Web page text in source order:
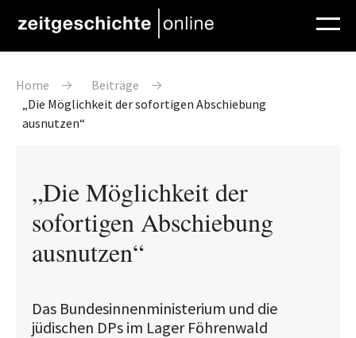
Pfadnavigation
Home
Beiträge
„Die Möglichkeit der sofortigen Abschiebung
ausnutzen“
„Die Möglichkeit der
sofortigen Abschiebung
ausnutzen“
Das Bundesinnenministerium und die
jüdischen DPs im Lager Föhrenwald